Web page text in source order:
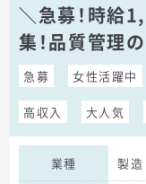
＼急募！時給
集！品質管理
急募 女性活躍中
高収入 大人気
業種 製造